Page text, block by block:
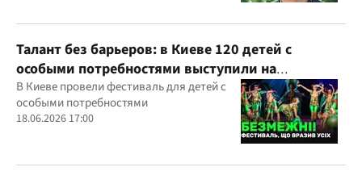
Талант без барьеров: в Киеве 120 детей с
особыми потребностями выступили на
всеукраинском фестивале
В Киеве провели фестиваль для детей с
особыми потребностями
18.06.2026 17:00